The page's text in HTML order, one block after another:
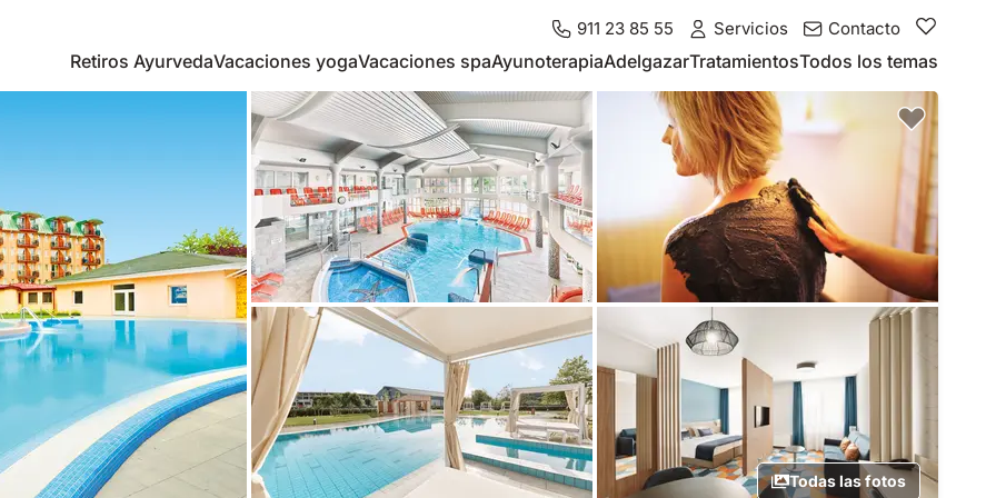
911 23 85 55 Servicios Contacto
Retiros AyurvedaVacaciones yogaVacaciones spaAyunoterapiaAdelgazarTratamientosTodos los temas
Todas las fotos